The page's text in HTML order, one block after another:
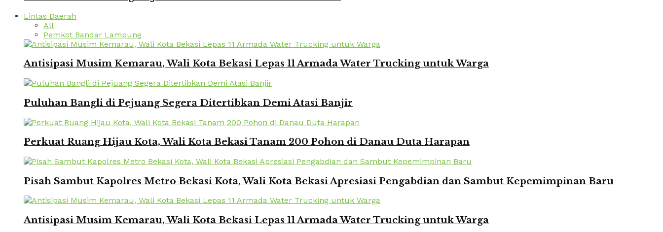
Lintas Daerah
All
Pemkot Bandar Lampung
Antisipasi Musim Kemarau, Wali Kota Bekasi Lepas 11 Armada Water Trucking untuk Warga
Puluhan Bangli di Pejuang Segera Ditertibkan Demi Atasi Banjir
Perkuat Ruang Hijau Kota, Wali Kota Bekasi Tanam 200 Pohon di Danau Duta Harapan
Pisah Sambut Kapolres Metro Bekasi Kota, Wali Kota Bekasi Apresiasi Pengabdian dan Sambut Kepemimpinan Baru
Antisipasi Musim Kemarau, Wali Kota Bekasi Lepas 11 Armada Water Trucking untuk Warga